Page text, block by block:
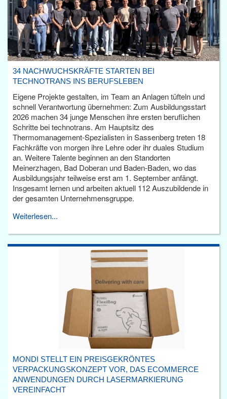
34 NACHWUCHSKRÄFTE STARTEN BEI
TECHNOTRANS INS BERUFSLEBEN
Eigene Projekte gestalten, im Team an Anlagen tüfteln und
schnell Verantwortung übernehmen: Zum Ausbildungsstart
2026 machen 34 junge Menschen ihre ersten beruflichen
Schritte bei technotrans. Am Hauptsitz des
Thermomanagement-Spezialisten in Sassenberg treten 18
Fachkräfte von morgen ihre Lehre oder ihr duales Studium
an. Weitere Talente beginnen an den Standorten
Meinerzhagen, Bad Doberan und Baden-Baden, wo das
Ausbildungsjahr teilweise erst am 1. September anfängt.
Insgesamt lernen und arbeiten aktuell 112 Auszubildende in
der gesamten Unternehmensgruppe.
Weiterlesen...
MONDI STELLT EIN PREISGEKRÖNTES
VERPACKUNGSKONZEPT VOR, DAS ECOMMERCE
ANWENDUNGEN DURCH LASERMARKIERUNG
VEREINFACHT